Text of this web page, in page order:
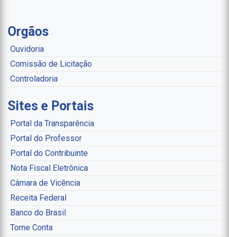
Orgãos
Ouvidoria
Comissão de Licitação
Controladoria
Sites e Portais
Portal da Transparência
Portal do Professor
Portal do Contribuinte
Nota Fiscal Eletrônica
Câmara de Vicência
Receita Federal
Banco do Brasil
Tome Conta